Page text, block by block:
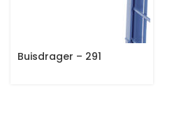
Buisdrager – 291